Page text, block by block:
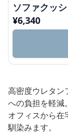
ソファクッ
¥6,340
高密度ウレタン
への負担を軽減。
オフィスから在
馴染みます。